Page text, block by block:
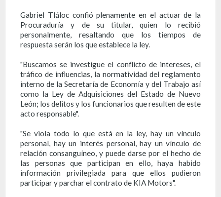
Gabriel Tláloc confió plenamente en el actuar de la
Procuraduría y de su titular, quien lo recibió
personalmente, resaltando que los tiempos de
respuesta serán los que establece la ley.
"Buscamos se investigue el conflicto de intereses, el
tráfico de influencias, la normatividad del reglamento
interno de la Secretaría de Economía y del Trabajo así
como la Ley de Adquisiciones del Estado de Nuevo
León; los delitos y los funcionarios que resulten de este
acto responsable".
"Se viola todo lo que está en la ley, hay un vínculo
personal, hay un interés personal, hay un vínculo de
relación consanguíneo, y puede darse por el hecho de
las personas que participan en ello, haya habido
información privilegiada para que ellos pudieron
participar y parchar el contrato de KIA Motors".